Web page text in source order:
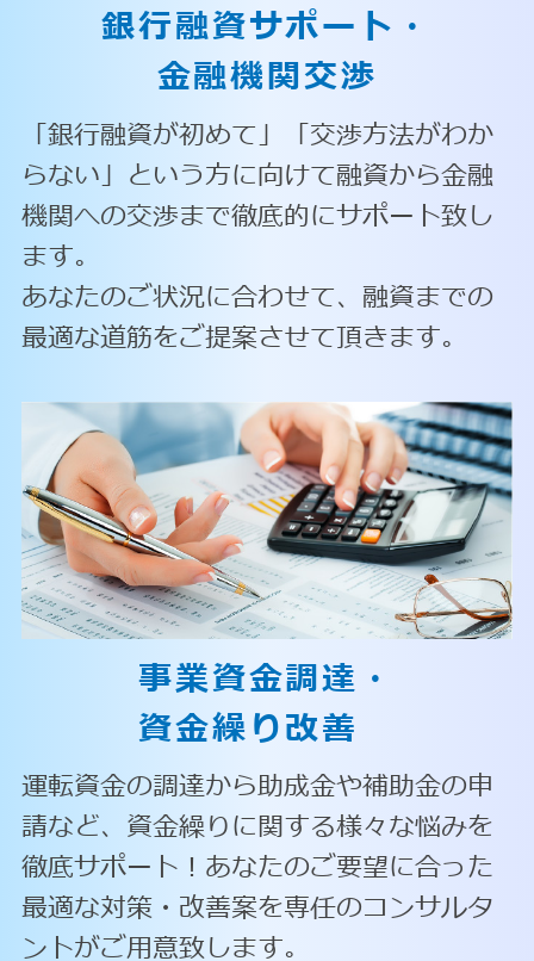
銀行融資サポート・
金融機関交渉
「銀行融資が初めて」「交渉方法がわか
らない」という方に向けて融資から金融
機関への交渉まで徹底的にサポート致し
ます。
あなたのご状況に合わせて、融資までの
最適な道筋をご提案させて頂きます。
事業資金調達・
資金繰り改善
運転資金の調達から助成金や補助金の申
請など、資金繰りに関する様々な悩みを
徹底サポート！あなたのご要望に合った
最適な対策・改善案を専任のコンサルタ
ントがご用意致します。